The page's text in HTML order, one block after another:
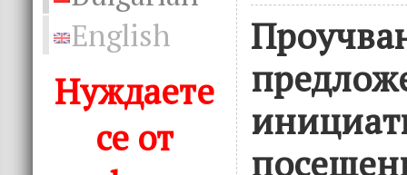
English
Нуждаете
се от